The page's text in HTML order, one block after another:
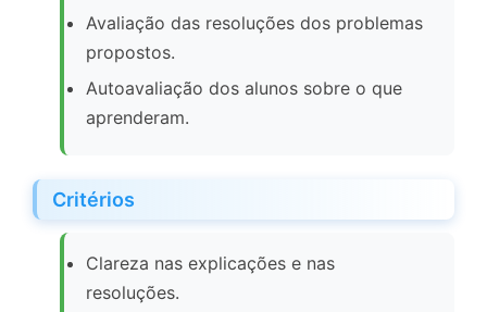
Avaliação das resoluções dos problemas
propostos.
Autoavaliação dos alunos sobre o que
aprenderam.
Critérios
Clareza nas explicações e nas
resoluções.